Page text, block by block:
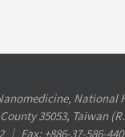
National
35053, Taiwan
︱ Fax: +886-37-586-440